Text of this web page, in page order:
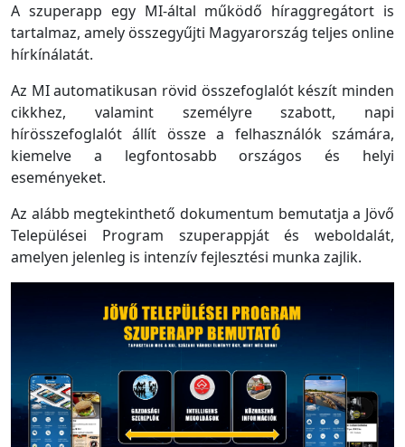
A szuperapp egy MI-által működő híraggregátort is
tartalmaz, amely összegyűjti Magyarország teljes online
hírkínálatát.
Az MI automatikusan rövid összefoglalót készít minden
cikkhez, valamint személyre szabott, napi
hírösszefoglalót állít össze a felhasználók számára,
kiemelve a legfontosabb országos és helyi
eseményeket.
Az alább megtekinthető dokumentum bemutatja a Jövő
Települései Program szuperappját és weboldalát,
amelyen jelenleg is intenzív fejlesztési munka zajlik.